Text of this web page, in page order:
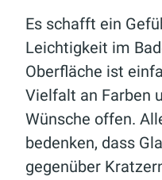
Es schafft ein
Leichtigkeit im
Oberfläche ist
Vielfalt an Farben
Wünsche offen.
bedenken, dass
gegenüber